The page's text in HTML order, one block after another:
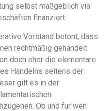
selbst maßgeblich via
finanziert.
Vorstand betont, dass
rechtmäßig gehandelt
doch eher die elementare
Handelns seitens der
gilt es in der
Ob und für wen